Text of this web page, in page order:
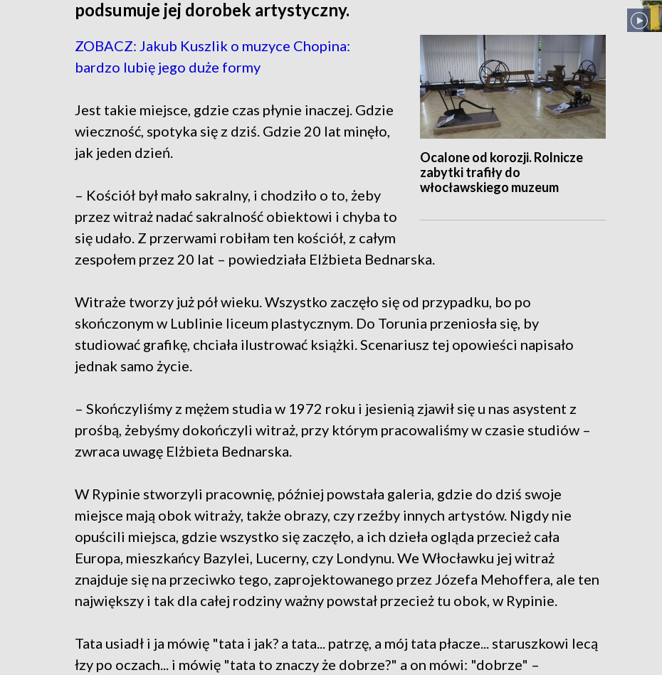
podsumuje jej dorobek artystyczny.
Ocalone od korozji. Rolnicze
zabytki trafiły do
włocławskiego muzeum
ZOBACZ: Jakub Kuszlik o muzyce Chopina:
bardzo lubię jego duże formy
Jest takie miejsce, gdzie czas płynie inaczej. Gdzie
wieczność, spotyka się z dziś. Gdzie 20 lat minęło,
jak jeden dzień.
– Kościół był mało sakralny, i chodziło o to, żeby
przez witraż nadać sakralność obiektowi i chyba to
się udało. Z przerwami robiłam ten kościół, z całym
zespołem przez 20 lat – powiedziała Elżbieta Bednarska.
Witraże tworzy już pół wieku. Wszystko zaczęło się od przypadku, bo po
skończonym w Lublinie liceum plastycznym. Do Torunia przeniosła się, by
studiować grafikę, chciała ilustrować książki. Scenariusz tej opowieści napisało
jednak samo życie.
– Skończyliśmy z mężem studia w 1972 roku i jesienią zjawił się u nas asystent z
prośbą, żebyśmy dokończyli witraż, przy którym pracowaliśmy w czasie studiów –
zwraca uwagę Elżbieta Bednarska.
W Rypinie stworzyli pracownię, później powstała galeria, gdzie do dziś swoje
miejsce mają obok witraży, także obrazy, czy rzeźby innych artystów. Nigdy nie
opuścili miejsca, gdzie wszystko się zaczęło, a ich dzieła ogląda przecież cała
Europa, mieszkańcy Bazylei, Lucerny, czy Londynu. We Włocławku jej witraż
znajduje się na przeciwko tego, zaprojektowanego przez Józefa Mehoffera, ale ten
największy i tak dla całej rodziny ważny powstał przecież tu obok, w Rypinie.
Tata usiadł i ja mówię "tata i jak? a tata... patrzę, a mój tata płacze... staruszkowi lecą
łzy po oczach... i mówię "tata to znaczy że dobrze?" a on mówi: "dobrze" –